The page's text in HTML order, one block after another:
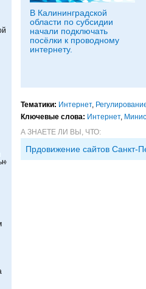
В Калининградской
области по субсидии
начали подключать
посёлки к проводному
интернету.
Тематики: Интернет,
Ключевые слова: Интернет,
А ЗНАЕТЕ ЛИ ВЫ, ЧТО:
Прдовижение сайтов Санкт-